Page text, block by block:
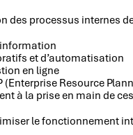
des processus internes
et d’automatisation
en ligne
(Enterprise Resource
à la prise en main de
le fonctionnement